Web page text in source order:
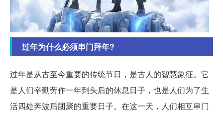
过年为什么必须串门拜年?
过年是从古至今重要的传统节日，是古人的智慧象征。它
是人们辛勤劳作一年到头后的休息日子，也是人们为了生
活四处奔波后团聚的重要日子。在这一天，人们相互串门